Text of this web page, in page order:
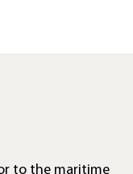
to the maritime